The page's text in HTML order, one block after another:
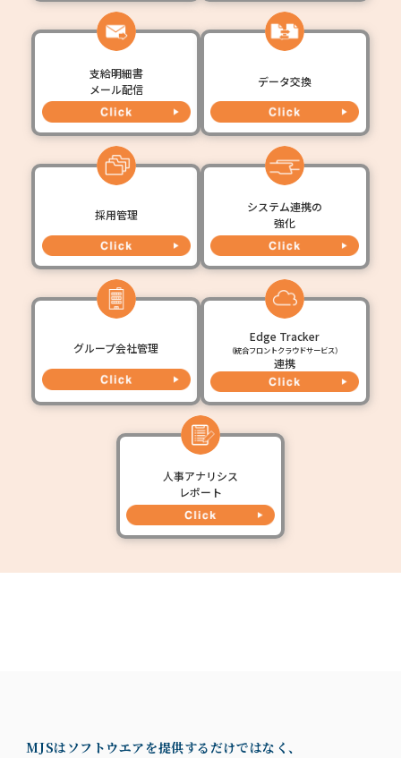
支給明細書
メール配信
データ交換
採用管理
システム連携の
強化
グループ会社管理
Edge Tracker
（統合フロントクラウドサービス）
連携
人事アナリシス
レポート
MJSはソフトウエアを提供するだけではなく、